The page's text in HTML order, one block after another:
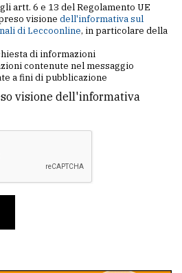
artt. 6 e 13 del Regolamento UE
visione dell'informativa sul
di Leccoonline, in particolare della
di informazioni
contenute nel messaggio
a fini di pubblicazione
visione dell'informativa